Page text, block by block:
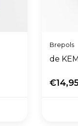
Brepols
de